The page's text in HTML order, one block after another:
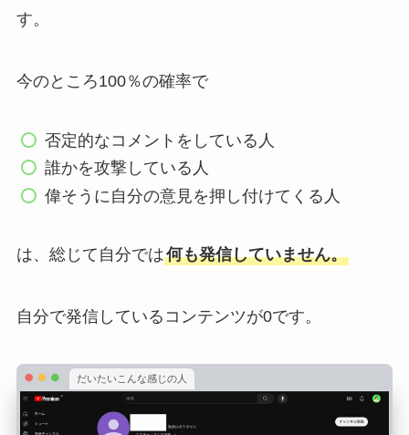
す。
今のところ100％の確率で
否定的なコメントをしている人
誰かを攻撃している人
偉そうに自分の意見を押し付けてくる人
は、総じて自分では何も発信していません。
自分で発信しているコンテンツが0です。
だいたいこんな感じの人